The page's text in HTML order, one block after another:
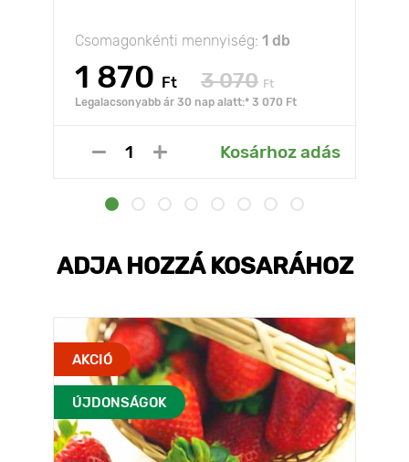
Csomagonkénti mennyiség: 1 db
1 870 Ft 3 070 Ft
Legalacsonyabb ár 30 nap alatt:* 3 070 Ft
Kosárhoz adás
ADJA HOZZÁ KOSARÁHOZ
AKCIÓ
ÚJDONSÁGOK